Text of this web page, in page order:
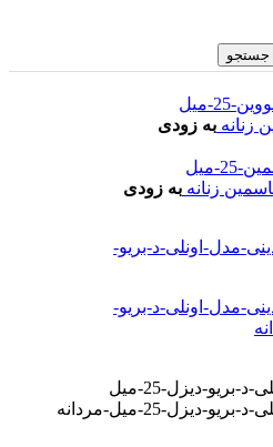
جستجو
زنانه به زودی
زنانه به زودی